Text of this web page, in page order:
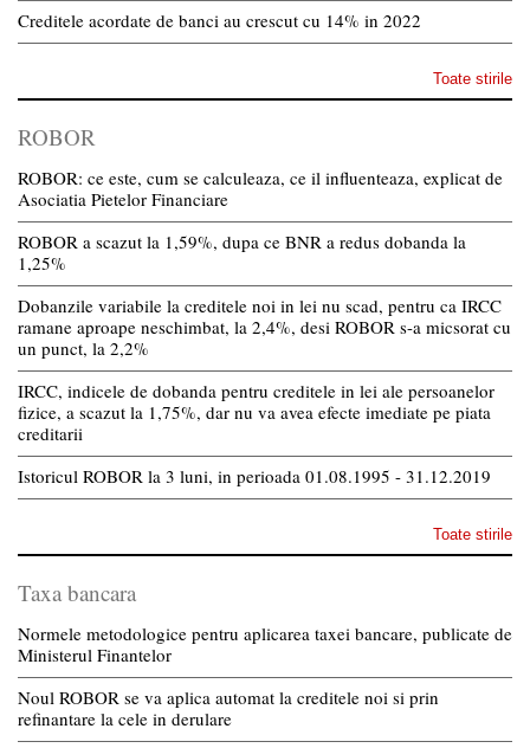
Creditele acordate de banci au crescut cu 14% in 2022
Toate stirile
ROBOR
ROBOR: ce este, cum se calculeaza, ce il influenteaza, explicat de
Asociatia Pietelor Financiare
ROBOR a scazut la 1,59%, dupa ce BNR a redus dobanda la
1,25%
Dobanzile variabile la creditele noi in lei nu scad, pentru ca IRCC
ramane aproape neschimbat, la 2,4%, desi ROBOR s-a micsorat cu
un punct, la 2,2%
IRCC, indicele de dobanda pentru creditele in lei ale persoanelor
fizice, a scazut la 1,75%, dar nu va avea efecte imediate pe piata
creditarii
Istoricul ROBOR la 3 luni, in perioada 01.08.1995 - 31.12.2019
Toate stirile
Taxa bancara
Normele metodologice pentru aplicarea taxei bancare, publicate de
Ministerul Finantelor
Noul ROBOR se va aplica automat la creditele noi si prin
refinantare la cele in derulare